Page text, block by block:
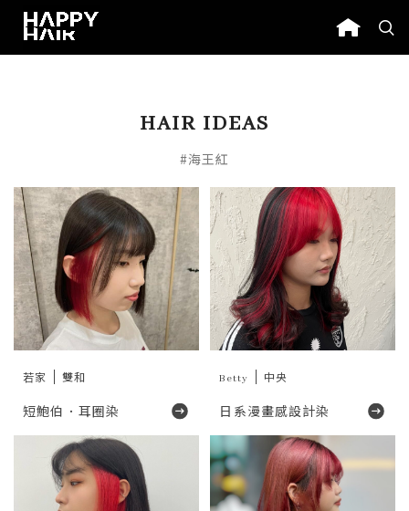
HAIR IDEAS
#海王紅
若家 雙和
短鮑伯．耳圈染
Betty 中央
日系漫畫感設計染